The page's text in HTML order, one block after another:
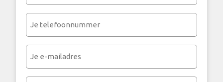
(Vereist)
(Vereist)
mailadres